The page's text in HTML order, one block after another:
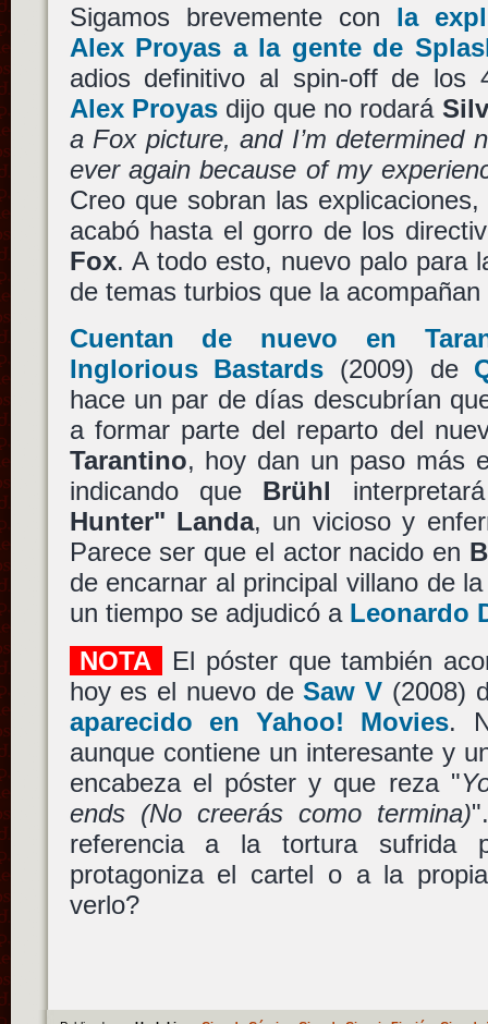
Sigamos brevemente con la
Alex Proyas a la gente de
adios definitivo al spin-off de
Alex Proyasdijo que no rodará
a Fox picture, and I’m determined
ever again because of my
Creo que sobran las
acabó hasta el gorro de los
Fox. A todo esto, nuevo palo para
de temas turbios que la
Cuentan de nuevo en
Inglorious Bastards (2009) de
hace un par de días descubrían
a formar parte del reparto del
Tarantino, hoy dan un paso más
indicando que Brühl
Hunter" Landa, un vicioso y
Parece ser que el actor nacido en
de encarnar al principal villano de
un tiempo se adjudicó a Leonardo
NOTA
El póster que también
hoy es el nuevo deSaw V (2008)
aparecido en Yahoo! Movies.
aunque contiene un interesante y
encabeza el póster y que reza "
ends (No creerás como termina)
referencia a la tortura sufrida
protagoniza el cartel o a la
verlo?